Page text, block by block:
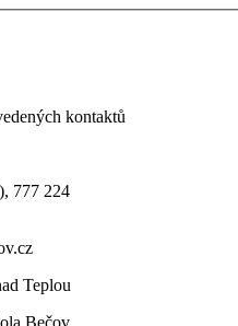
kontaktů
777 224
Teplou
Bečov